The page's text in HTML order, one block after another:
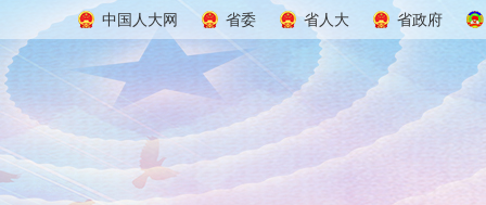
中国人大网 省委 省人大 省政府